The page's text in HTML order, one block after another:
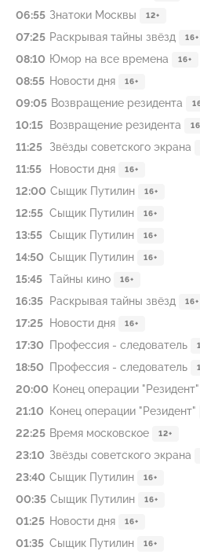
06:55 Знатоки Москвы 12+
07:25 Раскрывая тайны звёзд 16+
08:10 Юмор на все времена 16+
08:55 Новости дня 16+
09:05 Возвращение резидента
10:15 Возвращение резидента
11:25 Звёзды советского экрана
11:55 Новости дня 16+
12:00 Сыщик Путилин 16+
12:55 Сыщик Путилин 16+
13:55 Сыщик Путилин 16+
14:50 Сыщик Путилин 16+
15:45 Тайны кино 16+
16:35 Раскрывая тайны звёзд 16+
17:25 Новости дня 16+
17:30 Профессия - следователь
18:50 Профессия - следователь
20:00 Конец операции "Резидент"
21:10 Конец операции "Резидент"
22:25 Время московское 12+
23:10 Звёзды советского экрана
23:40 Сыщик Путилин 16+
00:35 Сыщик Путилин 16+
01:25 Новости дня 16+
01:35 Сыщик Путилин 16+